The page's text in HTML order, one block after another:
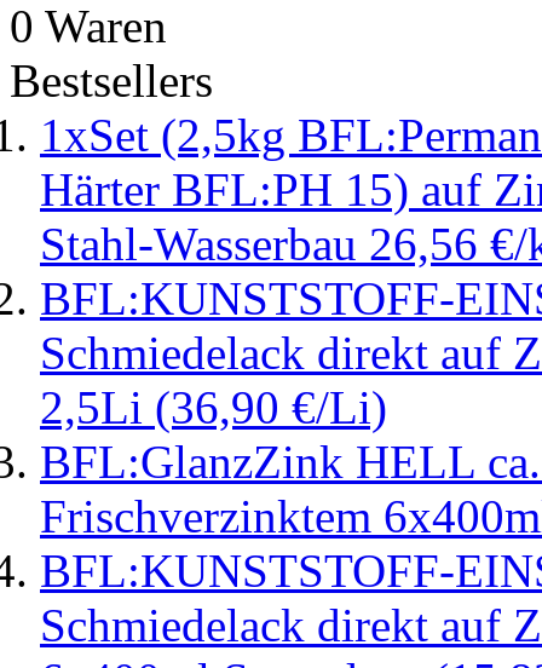
0 Waren
Bestsellers
1xSet (2,5kg
Härter BFL:PH 15) auf
Stahl-Wasserbau 26,56 €/
BFL:KUNSTSTOFF-
Schmiedelack direkt auf
2,5Li (36,90 €/Li)
BFL:GlanzZink HELL
Frischverzinktem
BFL:KUNSTSTOFF-
Schmiedelack direkt auf